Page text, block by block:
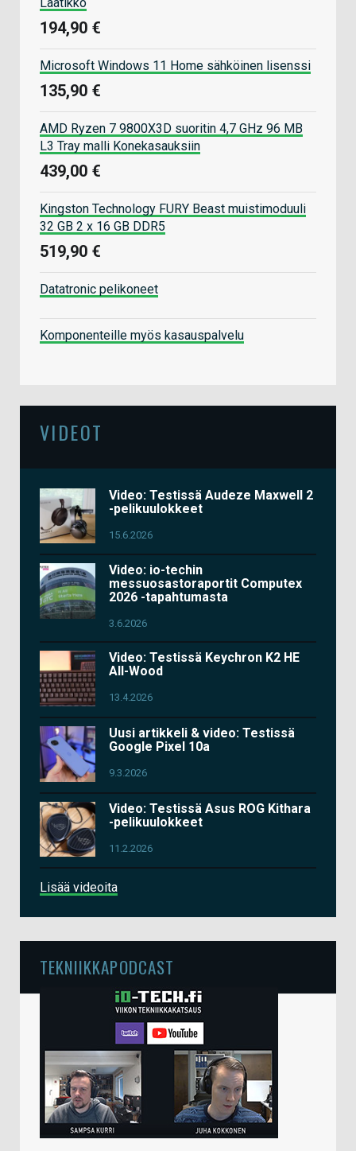
194,90 €
Microsoft Windows 11 Home sähköinen lisenssi
135,90 €
AMD Ryzen 7 9800X3D suoritin 4,7 GHz 96 MB
L3 Tray malli Konekasauksiin
439,00 €
Kingston Technology FURY Beast muistimoduuli
32 GB 2 x 16 GB DDR5
519,90 €
Datatronic pelikoneet
Komponenteille myös kasauspalvelu
VIDEOT
Video: Testissä Audeze Maxwell 2
-pelikuulokkeet
15.6.2026
Video: io-techin
messuosastoraportit Computex
2026 -tapahtumasta
3.6.2026
Video: Testissä Keychron K2 HE
All-Wood
13.4.2026
Uusi artikkeli & video: Testissä
Google Pixel 10a
9.3.2026
Video: Testissä Asus ROG Kithara
-pelikuulokkeet
11.2.2026
Lisää videoita
TEKNIIKKAPODCAST